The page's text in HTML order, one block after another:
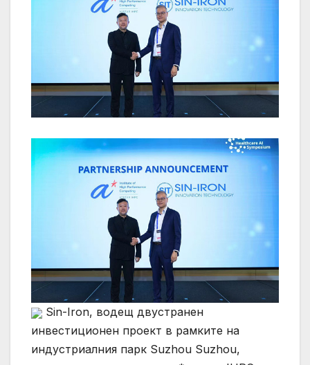
Sin-Iron, водещ двустранен
инвестиционен проект в рамките на
индустриалния парк Suzhou Suzhou,